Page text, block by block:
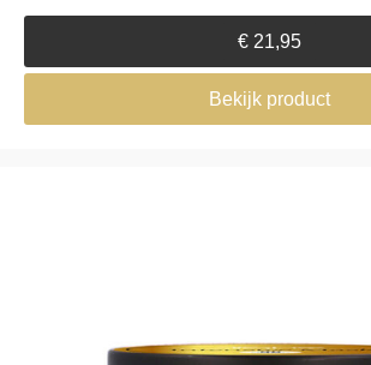
€21,95
Bekijk product